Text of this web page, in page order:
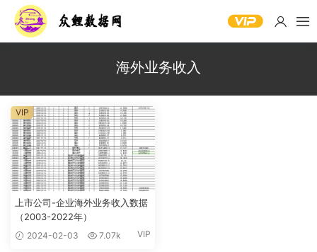
海外业务收入
上市公司-企业海外业务收入数据
（2003-2022年）
2024-02-03 7.07k VIP
VIP